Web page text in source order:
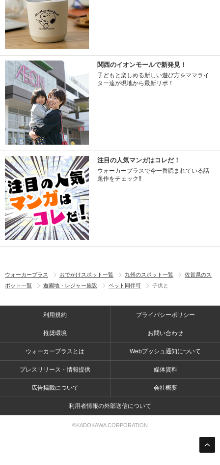
関西のイオンモールで新発見！
子どもと楽しめる新しい遊び方をママライ
ター達が現地から最新リポ！
注目の人気マンガはコレだ！
ウォーカープラスで今一番読まれている話
題作をチェック!!
ウォーカープラス おでかけスポット一覧 九州のスポット一覧
佐賀県のス
ポット一覧
遊園地・レジャー施設 ペット同伴可 子供と
利用規約 プライバシーポリシー
推奨環境 お問い合わせ
ウォーカープラスとは Webプッシュ通知について
プレスリリース・情報提供 媒体資料
広告掲載について 会社概要
利用者情報の外部送信について
©KADOKAWA CORPORATION